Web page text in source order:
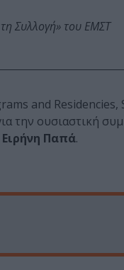
Συλλογή» του ΕΜΣΤ
and Residencies,
την ουσιαστική
Ειρήνη Παπά.